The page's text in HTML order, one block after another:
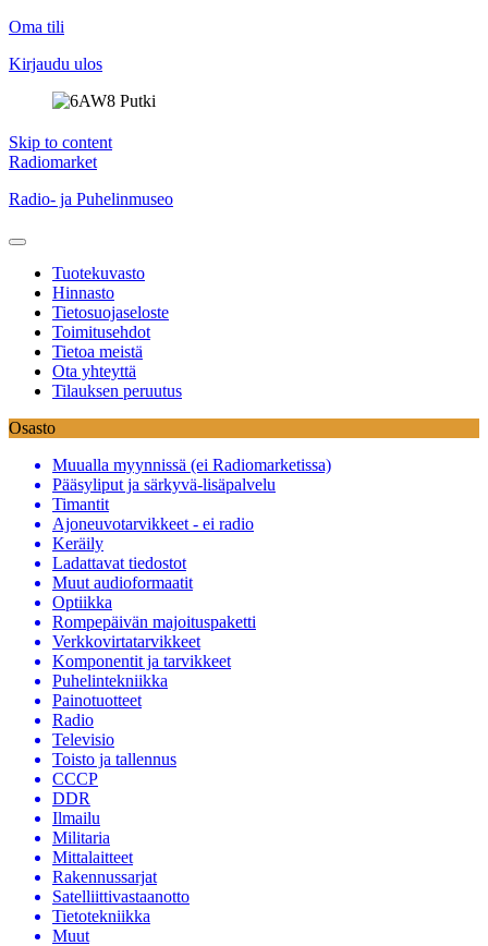
Oma tili
Kirjaudu ulos
Skip to content
Radiomarket
Radio- ja Puhelinmuseo
Tuotekuvasto
Hinnasto
Tietosuojaseloste
Toimitusehdot
Tietoa meistä
Ota yhteyttä
Tilauksen peruutus
Osasto
Muualla myynnissä (ei Radiomarketissa)
Pääsyliput ja särkyvä-lisäpalvelu
Timantit
Ajoneuvotarvikkeet - ei radio
Keräily
Ladattavat tiedostot
Muut audioformaatit
Optiikka
Rompepäivän majoituspaketti
Verkkovirtatarvikkeet
Komponentit ja tarvikkeet
Puhelintekniikka
Painotuotteet
Radio
Televisio
Toisto ja tallennus
CCCP
DDR
Ilmailu
Militaria
Mittalaitteet
Rakennussarjat
Satelliittivastaanotto
Tietotekniikka
Muut